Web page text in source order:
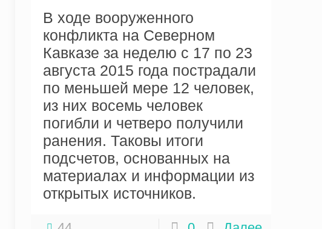
В ходе вооруженного
конфликта на Северном
Кавказе за неделю с 17 по 23
августа 2015 года пострадали
по меньшей мере 12 человек,
из них восемь человек
погибли и четверо получили
ранения. Таковы итоги
подсчетов, основанных на
материалах и информации из
открытых источников.